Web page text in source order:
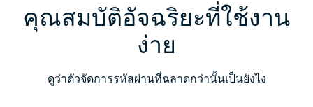
คุณสมบัติอัจฉริยะที่ใช้งาน
ง่าย
ดูว่าตัวจัดการรหัสผ่านที่ฉลาดกว่านั้นเป็นยังไง